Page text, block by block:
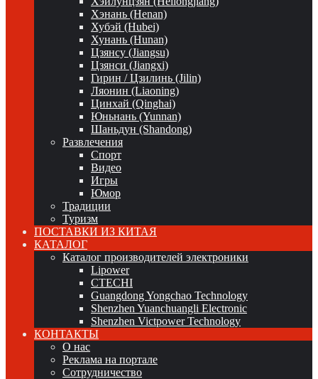
Хэнань (Henan)
Хубэй (Hubei)
Хунань (Hunan)
Цзянсу (Jiangsu)
Цзянси (Jiangxi)
Гирин / Цзилинь (Jilin)
Ляонин (Liaoning)
Цинхай (Qinghai)
Юньнань (Yunnan)
Шаньдун (Shandong)
Развлечения
Спорт
Видео
Игры
Юмор
Традиции
Туризм
ПОСТАВКИ ИЗ КИТАЯ
КАТАЛОГ
Каталог производителей электроники
Lipower
CTECHI
Guangdong Yongchao Technology
Shenzhen Yuanchuangli Electronic
Shenzhen Victpower Technology
КОНТАКТЫ
О нас
Реклама на портале
Сотрудничество